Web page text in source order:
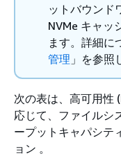
ットバウンド
NVMe キャッ
ます。詳細に
管理 」を参照
次の表は、高可用性
応じて、ファイルシ
ープットキャパシテ
ョン 。